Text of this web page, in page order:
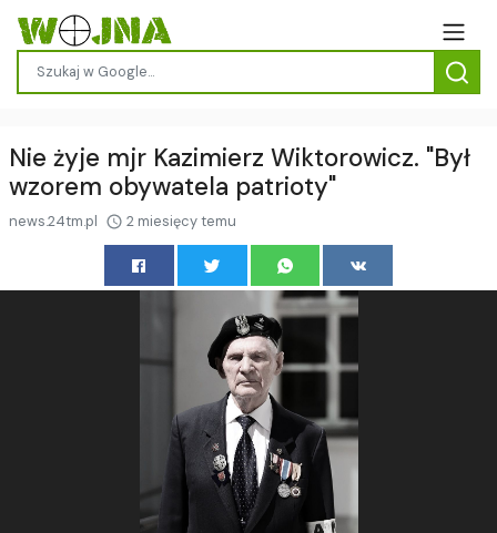
Nie żyje mjr Kazimierz Wiktorowicz. "Był
wzorem obywatela patrioty"
news.24tm.pl 2 miesięcy temu